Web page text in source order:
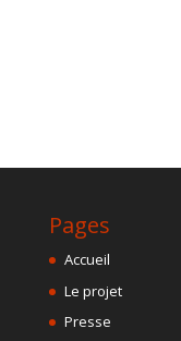
Pages
Accueil
Le projet
Presse